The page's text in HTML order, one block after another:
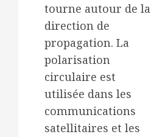
tourne autour de la
direction de
propagation. La
polarisation
circulaire est
utilisée dans les
communications
satellitaires et les